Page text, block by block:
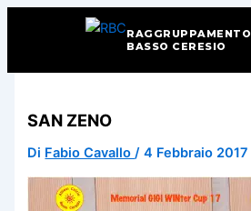
RAGGRUPPAMENTO
BASSO CERESIO
contenuto
SAN ZENO
Di Fabio Cavallo/4 Febbraio 2017